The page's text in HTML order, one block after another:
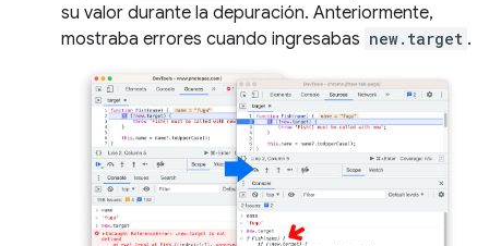
su valor durante la depuración. Anteriormente,
mostraba errores cuando ingresabas new.target .